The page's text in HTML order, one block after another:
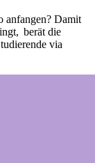
anfangen? Damit
berät die
via